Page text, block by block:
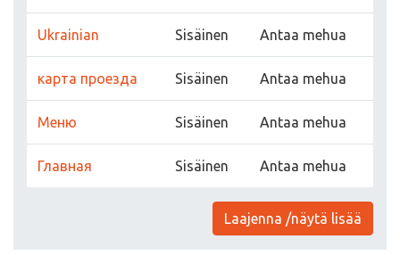
Ukrainian Sisäinen Antaa mehua
карта проезда Sisäinen Antaa mehua
Меню Sisäinen Antaa mehua
Главная Sisäinen Antaa mehua
Laajenna /näytä lisää